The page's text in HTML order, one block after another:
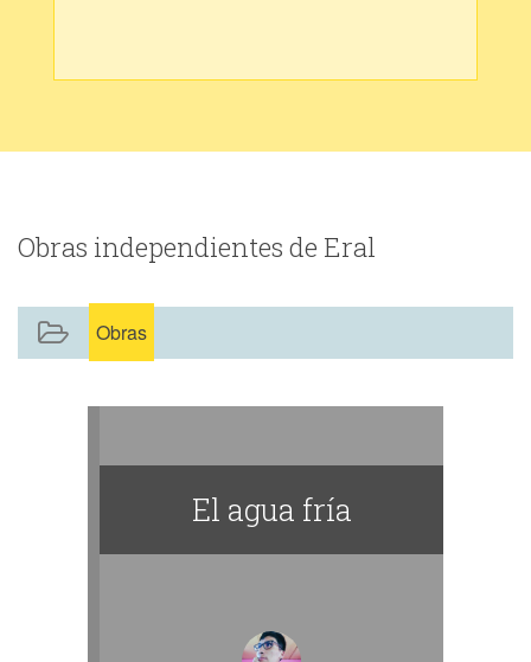
Obras independientes de Eral
Obras
El agua fría